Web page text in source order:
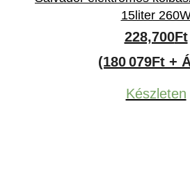
15liter
228,700Ft
(180 079Ft +
Készleten